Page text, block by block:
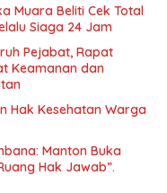
Muara Beliti Cek Total
Siaga 24 Jam
Pejabat, Rapat
Keamanan dan
Hak Kesehatan Warga
Manton Buka
Hak Jawab”.